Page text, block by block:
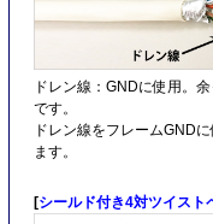
ドレン線：GNDに使用。
です。
ドレン線をフレームGND
ます。
[シールド付き4対ツイスト